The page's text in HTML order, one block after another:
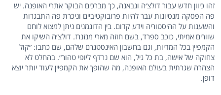
זהו כיוון חדש עבור דולצ׳ה וגבאנה, כך מברכים הבוקר אתרי האופנה. יש
פה הפסקה מנסיונות עבר להיות פרובוקטיביים וניכרת פה התבגרות
והשענות על ההיסטוריה וידע קדום. בין הדוגמנים ניתן למצוא לוחם
שוורים אמיתי, כוכב ספרד, בשם חוזה מארי מנזנרז. דולצ׳ה השיקו את
הקמפיין בכל המדיות, וגם בחשבון האינסטגרם שלהם, שם כתבו: ״קול
צחוקה של אישה, בת כל גיל, הוא שם נרדף ליופי טהור״. בהחלט לא
הצהרה שגרתית בעולם האופנה, מה שהופך את הקמפיין לעוד יותר יוצא
דופן.